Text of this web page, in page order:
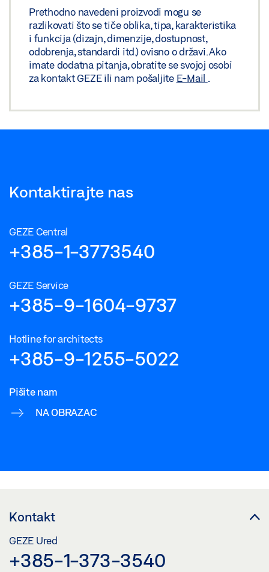
Prethodno navedeni proizvodi mogu se
razlikovati što se tiče oblika, tipa, karakteristika
i funkcija (dizajn, dimenzije, dostupnost,
odobrenja, standardi itd.) ovisno o državi. Ako
imate dodatna pitanja, obratite se svojoj osobi
za kontakt GEZE ili nam pošaljite E-Mail .
Kontaktirajte nas
GEZE Central
+385-1-3773540
GEZE Service
+385-9-1604-9737
Hotline for architects
+385-9-1255-5022
Pišite nam
NA OBRAZAC
Kontakt
GEZE Ured
+385-1-373-3540